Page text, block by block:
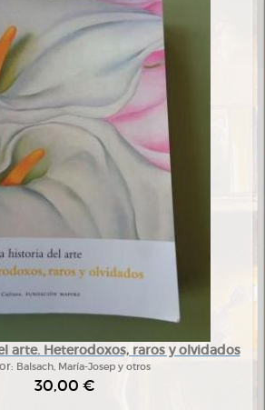
arte. Heterodoxos, raros y olvidados
Balsach, María-Josep y otros
30,00 €